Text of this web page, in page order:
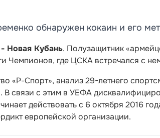
обнаружен кокаин и его
Новая Кубань. Полузащитник
Чемпионов, где ЦСКА встречался с
«Р-Спорт», анализ 29-летнего
В связи с этим в УЕФА
действовать с 6 октября 2016
европейской организации.